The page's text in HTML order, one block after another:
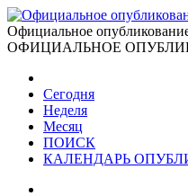
Официальное
ОФИЦИАЛЬНОЕ
Сегодня
Неделя
Месяц
ПОИСК
КАЛЕНДАРЬ